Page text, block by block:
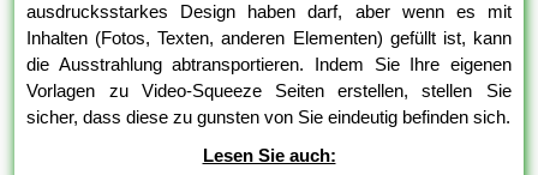
ausdrucksstarkes Design haben darf, aber wenn es mit
Inhalten (Fotos, Texten, anderen Elementen) gefüllt ist, kann
die Ausstrahlung abtransportieren. Indem Sie Ihre eigenen
Vorlagen zu Video-Squeeze Seiten erstellen, stellen Sie
sicher, dass diese zu gunsten von Sie eindeutig befinden sich.
Lesen Sie auch: